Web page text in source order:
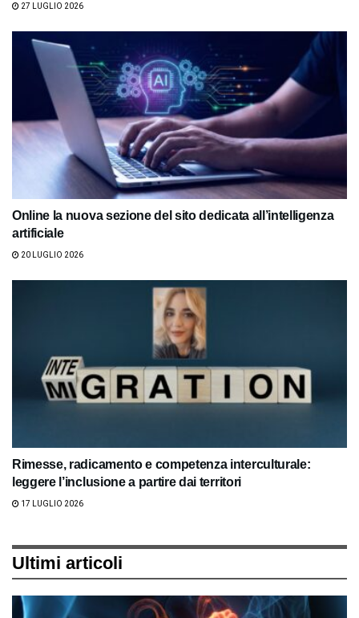
27 LUGLIO 2026
Online la nuova sezione del sito dedicata all’intelligenza
artificiale
20 LUGLIO 2026
Rimesse, radicamento e competenza interculturale:
leggere l’inclusione a partire dai territori
17 LUGLIO 2026
Ultimi articoli